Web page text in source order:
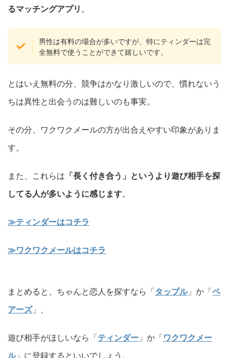
るマッチングアプリ 。
男性は有料の場合が多いですが、特にティンダーは完
全無料で使うことができて嬉しいです。
とはいえ無料の分、競争はかなり激しいので、慣れないう
ちは異性と出会うのは難しいのも事実。
その分、ワクワクメールの方が出合えやすい印象がありま
す。
また、これらは 「長く付き合う」というより遊び相手を探
してる人が多いように感じます。
≫ティンダーはコチラ
≫ワクワクメールはコチラ
まとめると、ちゃんと恋人を探すなら「タップル」か「ペ
アーズ」、
遊び相手がほしいなら「ティンダー 」か「ワクワクメー
ル」に登録するといいでしょう。